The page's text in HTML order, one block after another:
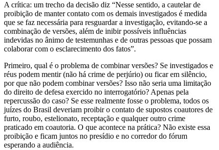
A crítica: um trecho da decisão diz “Nesse sentido, a cautelar de
proibição de manter contato com os demais investigados é medida
que se faz necessária para resguardar a investigação, evitando-se a
combinação de versões, além de inibir possíveis influências
indevidas no ânimo de testemunhas e de outras pessoas que possam
colaborar com o esclarecimento dos fatos”.
Primeiro, qual é o problema de combinar versões? Se investigados e
réus podem mentir (não há crime de perjúrio) ou ficar em silêncio,
por que não podem combinar versões? Isso não seria uma limitação
do direito de defesa exercido no interrogatório? Apenas pela
repercussão do caso? Se esse realmente fosse o problema, todos os
juízes do Brasil deveriam proibir o contato de supostos coautores de
furto, roubo, estelionato, receptação e qualquer outro crime
praticado em coautoria. O que acontece na prática? Não existe essa
proibição e ficam juntos no presídio e no corredor do fórum
esperando a audiência.